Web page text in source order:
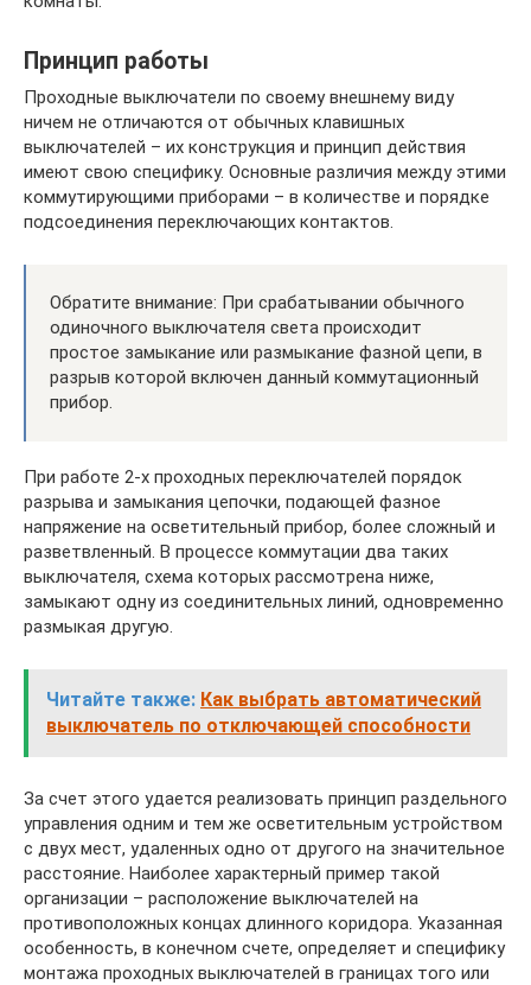
Принцип работы
Проходные выключатели по своему внешнему виду
ничем не отличаются от обычных клавишных
выключателей – их конструкция и принцип действия
имеют свою специфику. Основные различия между этими
коммутирующими приборами – в количестве и порядке
подсоединения переключающих контактов.
Обратите внимание: При срабатывании обычного
одиночного выключателя света происходит
простое замыкание или размыкание фазной цепи, в
разрыв которой включен данный коммутационный
прибор.
При работе 2-х проходных переключателей порядок
разрыва и замыкания цепочки, подающей фазное
напряжение на осветительный прибор, более сложный и
разветвленный. В процессе коммутации два таких
выключателя, схема которых рассмотрена ниже,
замыкают одну из соединительных линий, одновременно
размыкая другую.
Читайте также: Как выбрать автоматический
выключатель по отключающей способности
За счет этого удается реализовать принцип раздельного
управления одним и тем же осветительным устройством
с двух мест, удаленных одно от другого на значительное
расстояние. Наиболее характерный пример такой
организации – расположение выключателей на
противоположных концах длинного коридора. Указанная
особенность, в конечном счете, определяет и специфику
монтажа проходных выключателей в границах того или